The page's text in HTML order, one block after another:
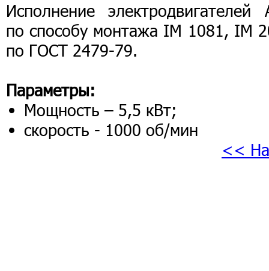
Исполнение электродвигателей
по способу монтажа IM 1081, IM
по ГОСТ 2479-79.
Параметры:
Мощность – 5,5 кВт;
скорость - 1000 об/мин
<<